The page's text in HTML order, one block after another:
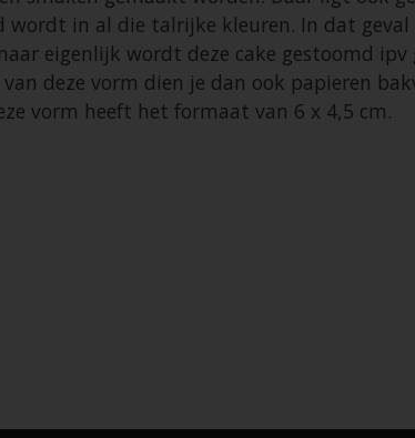
in al die talrijke kleuren. In dat
eigenlijk wordt deze cake gestoomd
deze vorm dien je dan ook papieren
vorm heeft het formaat van 6 x 4,5 cm.